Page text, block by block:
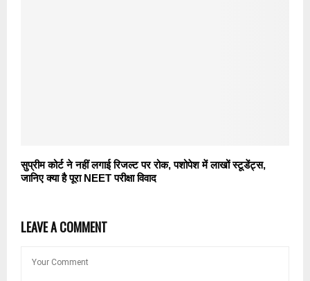
सुप्रीम कोर्ट ने नहीं लगाई रिजल्ट पर रोक, पशोपेश में लाखों स्टूडेंट्स,
जानिए क्या है पूरा NEET परीक्षा विवाद
LEAVE A COMMENT